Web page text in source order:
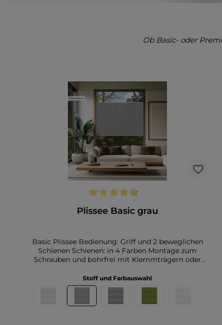
Ob Basic- oder
Plissee Basic grau
Basic Plissee Bedienung: Griff und 2 beweglichen
Schienen Schienen: in 4 Farben Montage zum
Schrauben und bohrfrei mit Klemmträgern oder
Höhe bis 220cm Weitere Informationen zu
unserem Plissee Basic grau: Unser Basic
seine glatte Struktur und schlichte Eleganz aus. Als
Stoff und Farbauswahl